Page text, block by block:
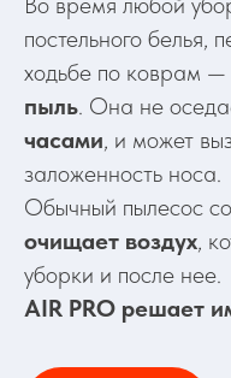
постельного белья,
ходьбе по коврам —
пыль. Она не
часами, и может
заложенность носа.
Обычный пылесос
очищает воздух,
уборки и после нее.
AIR PRO решает